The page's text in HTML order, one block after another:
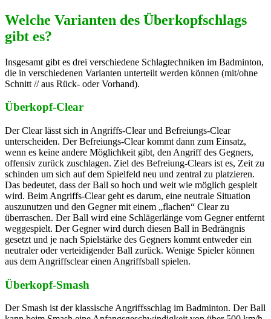
Welche Varianten des Überkopfschlags
gibt es?
Insgesamt gibt es drei verschiedene Schlagtechniken im Badminton,
die in verschiedenen Varianten unterteilt werden können (mit/ohne
Schnitt // aus Rück- oder Vorhand).
Überkopf-Clear
Der Clear lässt sich in Angriffs-Clear und Befreiungs-Clear
unterscheiden. Der Befreiungs-Clear kommt dann zum Einsatz,
wenn es keine andere Möglichkeit gibt, den Angriff des Gegners,
offensiv zurück zuschlagen. Ziel des Befreiung-Clears ist es, Zeit zu
schinden um sich auf dem Spielfeld neu und zentral zu platzieren.
Das bedeutet, dass der Ball so hoch und weit wie möglich gespielt
wird. Beim Angriffs-Clear geht es darum, eine neutrale Situation
auszunutzen und den Gegner mit einem „flachen“ Clear zu
überraschen. Der Ball wird eine Schlägerlänge vom Gegner entfernt
weggespielt. Der Gegner wird durch diesen Ball in Bedrängnis
gesetzt und je nach Spielstärke des Gegners kommt entweder ein
neutraler oder verteidigender Ball zurück. Wenige Spieler können
aus dem Angriffsclear einen Angriffsball spielen.
Überkopf-Smash
Der Smash ist der klassische Angriffsschlag im Badminton. Der Ball